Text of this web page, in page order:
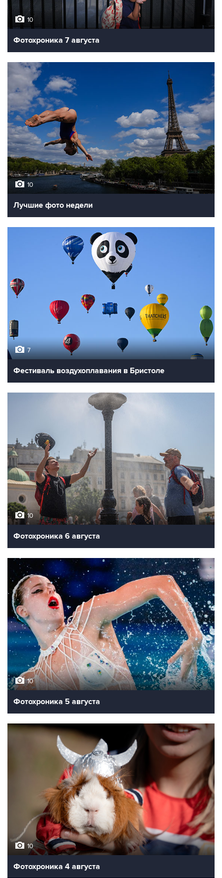
10
Фотохроника 7 августа
10
Лучшие фото недели
7
Фестиваль воздухоплавания в Бристоле
10
Фотохроника 6 августа
10
Фотохроника 5 августа
10
Фотохроника 4 августа